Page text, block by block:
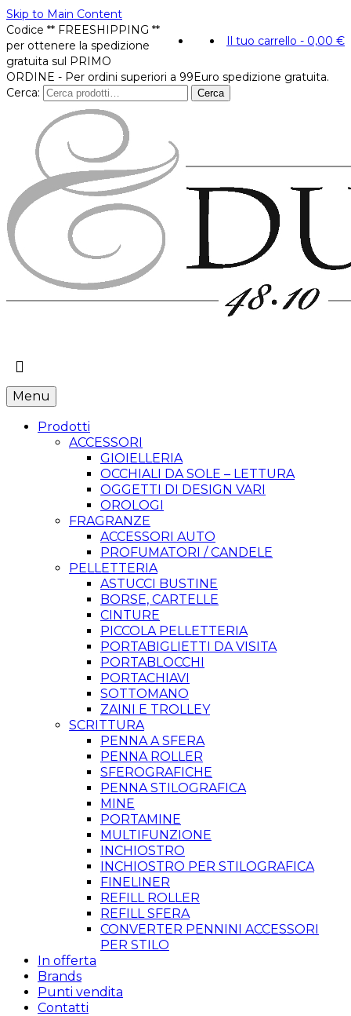
Skip to Main Content
Il tuo carrello - 0,00 €
Codice ** FREESHIPPING **
per ottenere la spedizione
gratuita sul PRIMO
ORDINE - Per ordini superiori a 99Euro spedizione gratuita.
Cerca:
Cerca
Menu
Prodotti
ACCESSORI
GIOIELLERIA
OCCHIALI DA SOLE – LETTURA
OGGETTI DI DESIGN VARI
OROLOGI
FRAGRANZE
ACCESSORI AUTO
PROFUMATORI / CANDELE
PELLETTERIA
ASTUCCI BUSTINE
BORSE, CARTELLE
CINTURE
PICCOLA PELLETTERIA
PORTABIGLIETTI DA VISITA
PORTABLOCCHI
PORTACHIAVI
SOTTOMANO
ZAINI E TROLLEY
SCRITTURA
PENNA A SFERA
PENNA ROLLER
SFEROGRAFICHE
PENNA STILOGRAFICA
MINE
PORTAMINE
MULTIFUNZIONE
INCHIOSTRO
INCHIOSTRO PER STILOGRAFICA
FINELINER
REFILL ROLLER
REFILL SFERA
CONVERTER PENNINI ACCESSORI
PER STILO
In offerta
Brands
Punti vendita
Contatti